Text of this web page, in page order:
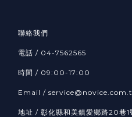
聯絡我們
電話 / 04-7562565
時間 / 09:00-17:00
Email /
地址 / 彰化縣和美鎮愛鄉路20巷1